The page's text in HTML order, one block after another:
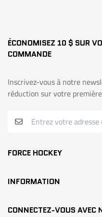
ÉCONOMISEZ 10 $ SUR
COMMANDE
Inscrivez-vous à notre
réduction sur votre
FORCE HOCKEY
BÂTONS
PROTECTION
INFORMATION
RECHERCHE / SEARCH
CONNECTEZ-VOUS AVEC